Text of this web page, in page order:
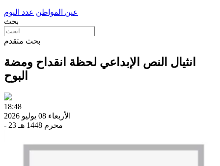
عين المواطن عدد اليوم
بحث
بحث متقدم
انثيال النص الإبداعي لحظة انقداح ومضة
البوح
18:48
الأربعاء 08 يوليو 2026
- 23 محرم 1448 هـ